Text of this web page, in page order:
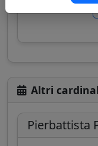
Altri
Pierbattista